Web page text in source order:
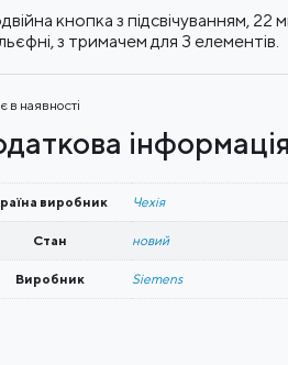
540 грн360 грн
кнопка з підсвічуванням, 22
з тримачем для 3 елементів.
в наявності
інформація
виробник Чехія
Стан новий
Виробник Siemens